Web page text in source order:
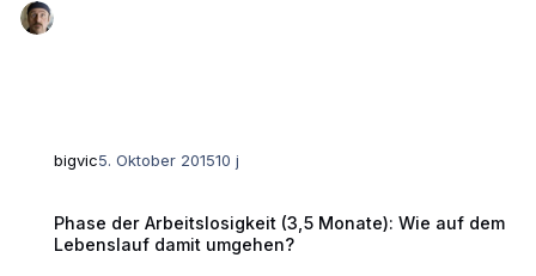
bigvic5. Oktober 201510 j
Phase der Arbeitslosigkeit (3,5 Monate): Wie auf dem
Lebenslauf damit umgehen?